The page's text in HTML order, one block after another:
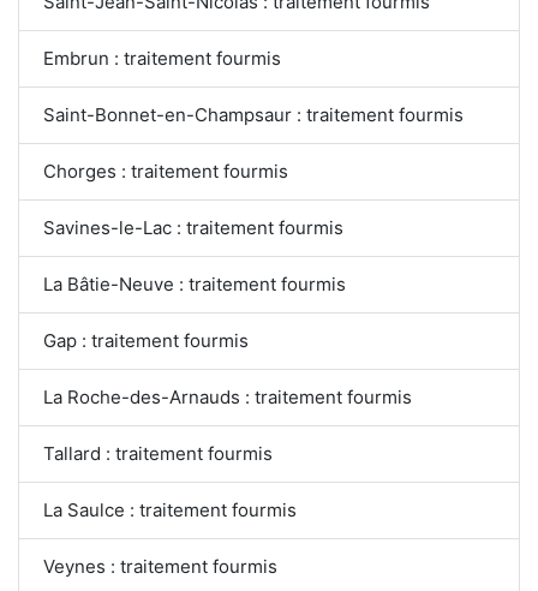
Embrun : traitement fourmis
Saint-Bonnet-en-Champsaur : traitement fourmis
Chorges : traitement fourmis
Savines-le-Lac : traitement fourmis
La Bâtie-Neuve : traitement fourmis
Gap : traitement fourmis
La Roche-des-Arnauds : traitement fourmis
Tallard : traitement fourmis
La Saulce : traitement fourmis
Veynes : traitement fourmis